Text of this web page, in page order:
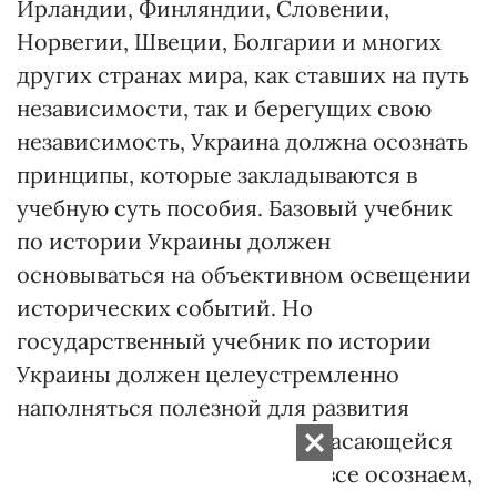
Ирландии, Финляндии, Словении,
Норвегии, Швеции, Болгарии и многих
других странах мира, как ставших на путь
независимости, так и берегущих свою
независимость, Украина должна осознать
принципы, которые закладываются в
учебную суть пособия. Базовый учебник
по истории Украины должен
основываться на объективном освещении
исторических событий. Но
государственный учебник по истории
Украины должен целеустремленно
наполняться полезной для развития
государства информацией, касающейся
исторических событий. Мы все осознаем,